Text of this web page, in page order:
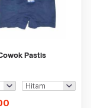
Pastis